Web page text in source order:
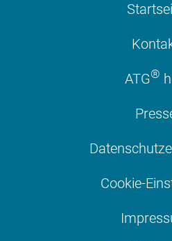
ATG®
Cookie-